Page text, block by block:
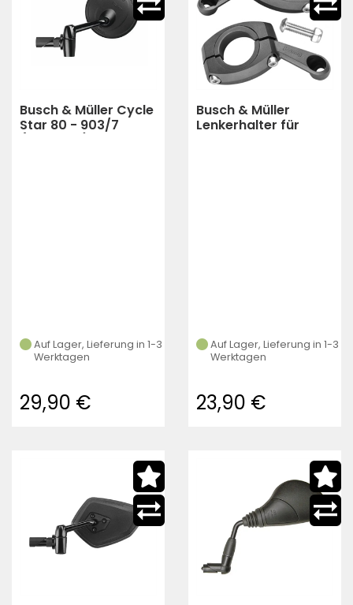
Busch & Müller Cycle
Star 80 - 903/7
Auf Lager, Lieferung in 1-3
Werktagen
29,90 €
Busch & Müller
Lenkerhalter für
Auf Lager, Lieferung in 1-3
Werktagen
23,90 €